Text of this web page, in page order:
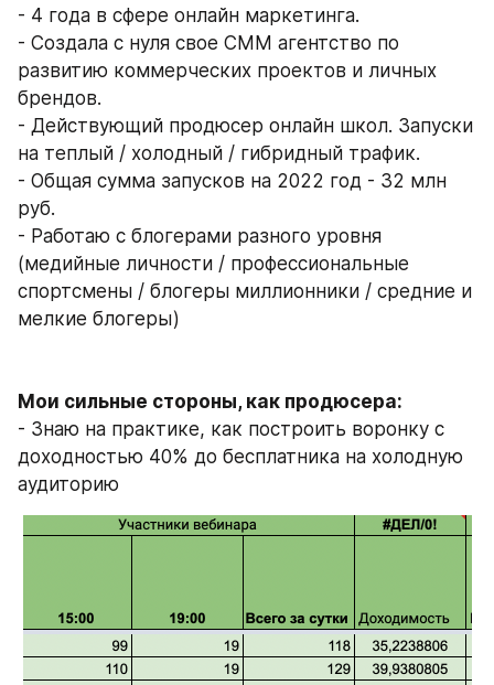
- 4 года в сфере онлайн маркетинга.
- Создала с нуля свое СММ агентство по
развитию коммерческих проектов и личных
брендов.
- Действующий продюсер онлайн школ. Запуски
на теплый / холодный / гибридный трафик.
- Общая сумма запусков на 2022 год - 32 млн
руб.
- Работаю с блогерами разного уровня
(медийные личности / профессиональные
спортсмены / блогеры миллионники / средние и
мелкие блогеры)
Мои сильные стороны, как продюсера:
- Знаю на практике, как построить воронку с
доходностью 40% до бесплатника на холодную
аудиторию